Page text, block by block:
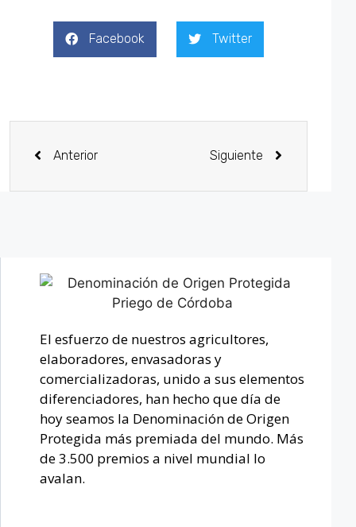
Facebook Twitter
Anterior Siguiente
El esfuerzo de nuestros agricultores,
elaboradores, envasadoras y
comercializadoras, unido a sus elementos
diferenciadores, han hecho que día de
hoy seamos la Denominación de Origen
Protegida más premiada del mundo. Más
de 3.500 premios a nivel mundial lo
avalan.